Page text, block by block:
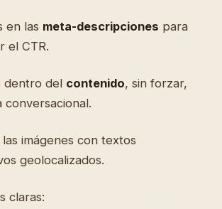
en las meta-descripciones para
el CTR.
dentro del contenido, sin forzar,
conversacional.
las imágenes con textos
geolocalizados.
claras: